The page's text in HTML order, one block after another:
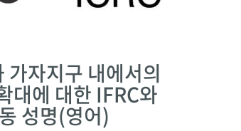
가자지구 내에서의
대에 대한 IFRC와
성명(영어)